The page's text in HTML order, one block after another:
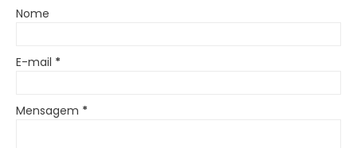
Nome
E-mail *
Mensagem *